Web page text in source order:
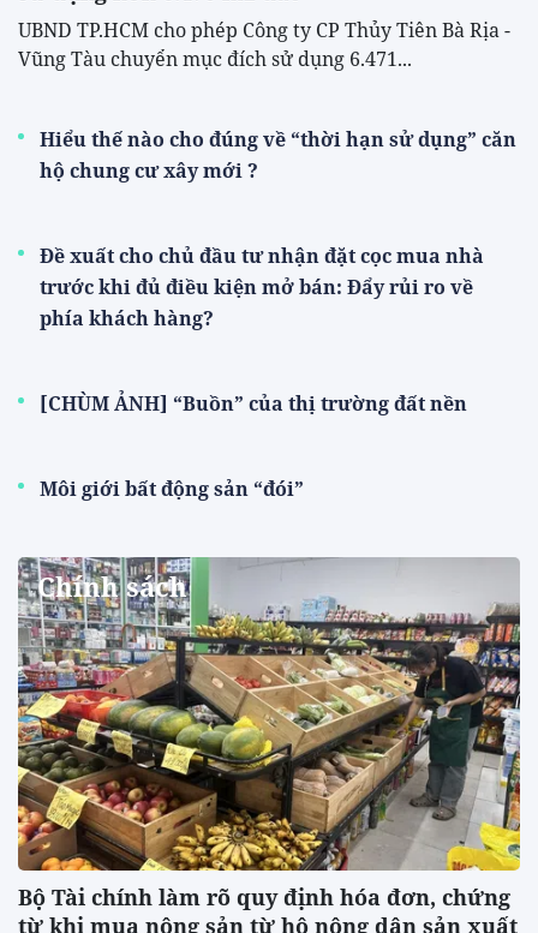
UBND TP.HCM cho phép Công ty CP Thủy Tiên Bà Rịa -
Vũng Tàu chuyển mục đích sử dụng 6.471...
Hiểu thế nào cho đúng về “thời hạn sử dụng” căn
hộ chung cư xây mới ?
Đề xuất cho chủ đầu tư nhận đặt cọc mua nhà
trước khi đủ điều kiện mở bán: Đẩy rủi ro về
phía khách hàng?
[CHÙM ẢNH] “Buồn” của thị trường đất nền
Môi giới bất động sản “đói”
Chính sách
Bộ Tài chính làm rõ quy định hóa đơn, chứng
từ khi mua nông sản từ hộ nông dân sản xuất